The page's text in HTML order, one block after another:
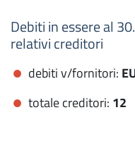
Debiti in essere al
relativi creditori
debiti v/fornitori:
totale creditori: 12